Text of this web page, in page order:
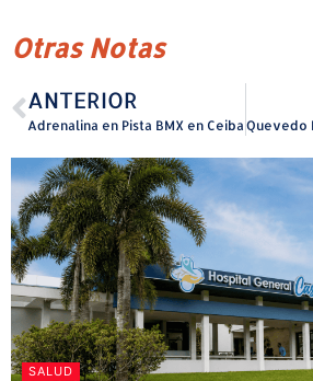
Otras Notas
ANTERIOR
Adrenalina en Pista BMX en Ceiba
SALUD